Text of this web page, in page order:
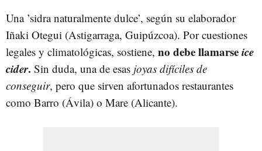
Una ’sidra naturalmente dulce’, según su elaborador
Iñaki Otegui (Astigarraga, Guipúzcoa). Por cuestiones
legales y climatológicas, sostiene, no debe llamarseice
cider. Sin duda, una de esas joyas difíciles de
conseguir, pero que sirven afortunados restaurantes
como Barro (Ávila) o Mare (Alicante).